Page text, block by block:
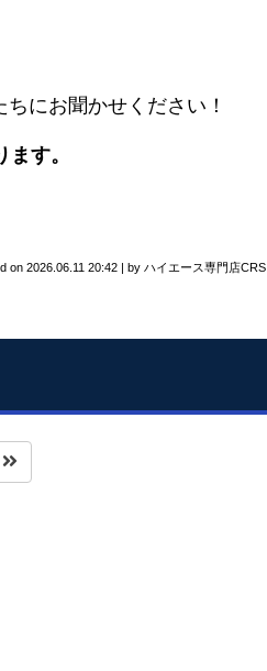
にお聞かせください！
す。
on 2026.06.11 20:42 | by ハイエース専門店CRS